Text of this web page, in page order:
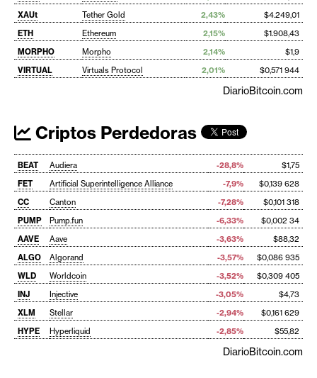
XAUt
Tether Gold 2,43%
$4.249,01
ETH
Ethereum 2,15%
$1.908,43
MORPHO
Morpho 2,14%
$1,9
VIRTUAL
Virtuals Protocol 2,01% $0,571 944
DiarioBitcoin.com
Criptos Perdedoras
BEAT Audiera -28,8%
$1,75
FET
Artificial Superintelligence Alliance -7,9%
$0,139 628
CC
Canton -7,28%
$0,101 318
PUMP
Pump.fun -6,33%
$0,002 34
AAVE
Aave -3,63%
$88,32
ALGO
Algorand -3,57%
$0,086 935
WLD
Worldcoin -3,52%
$0,309 405
INJ
Injective -3,05%
$4,73
XLM
Stellar -2,94%
$0,161 629
HYPE
Hyperliquid -2,85% $55,82
DiarioBitcoin.com